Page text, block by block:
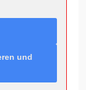
und